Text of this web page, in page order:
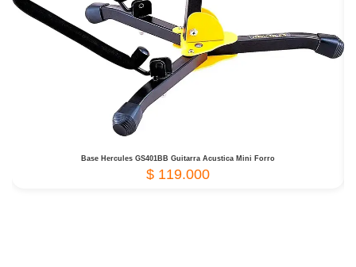
Base Hercules GS401BB Guitarra Acustica Mini Forro
$ 119.000